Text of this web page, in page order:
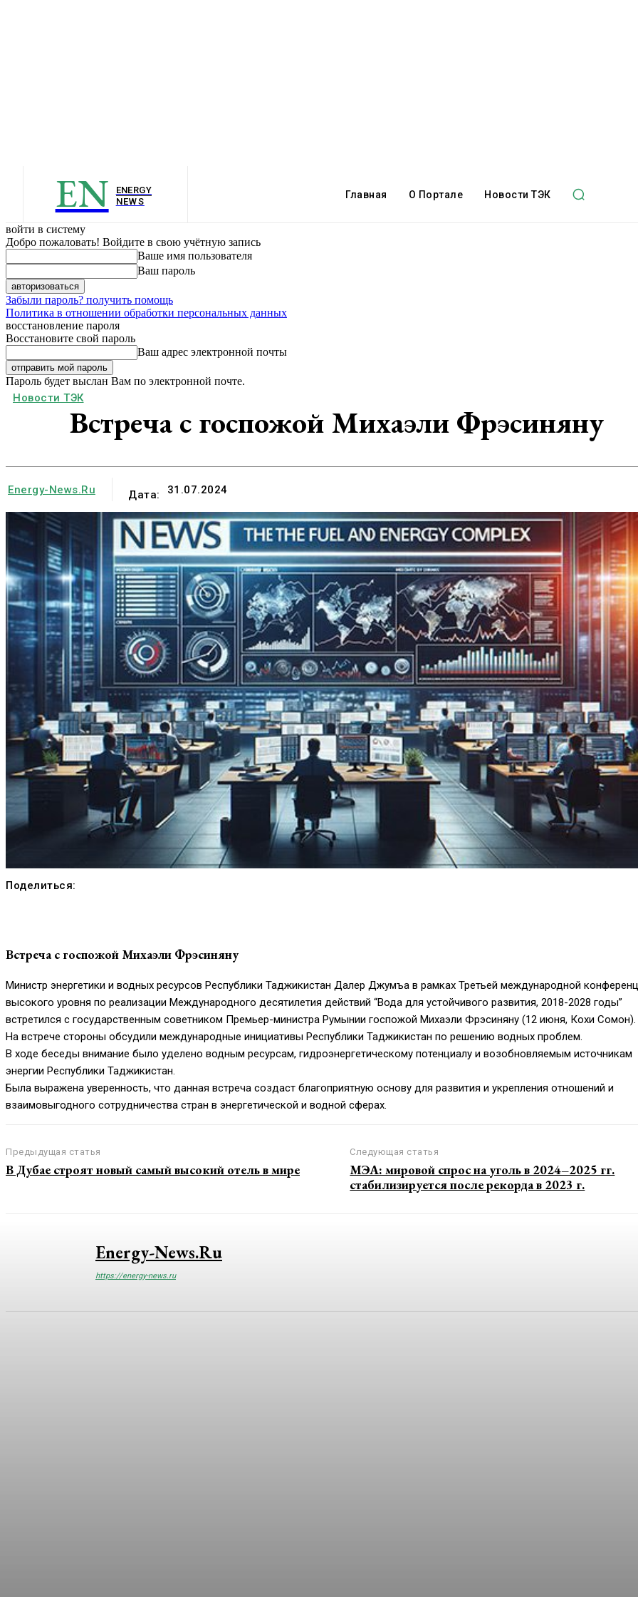
EN
ENERGY
NEWS
Главная О Портале Новости ТЭК
войти в систему
Добро пожаловать! Войдите в свою учётную запись
Ваше имя пользователя
Ваш пароль
Забыли пароль? получить помощь
Политика в отношении обработки персональных данных
восстановление пароля
Восстановите свой пароль
Ваш адрес электронной почты
Пароль будет выслан Вам по электронной почте.
Новости ТЭК
Встреча с госпожой Михаэли Фрэсиняну
Energy-News.ru Дата: 31.07.2024
Поделиться:
Встреча с госпожой Михаэли Фрэсиняну
Министр энергетики и водных ресурсов Республики Таджикистан Далер Джумъа в рамках Третьей международной
высокого уровня по реализации Международного десятилетия действий “Вода для устойчивого развития, 2018-2028 годы”
встретился с государственным советником Премьер-министра Румынии госпожой Михаэли Фрэсиняну (12 июня, Кохи Сомон).
На встрече стороны обсудили международные инициативы Республики Таджикистан по решению водных проблем.
В ходе беседы внимание было уделено водным ресурсам, гидроэнергетическому потенциалу и возобновляемым источникам
энергии Республики Таджикистан.
Была выражена уверенность, что данная встреча создаст благоприятную основу для развития и укрепления отношений и
взаимовыгодного сотрудничества стран в энергетической и водной сферах.
Предыдущая статья
В Дубае строят новый самый высокий отель в мире
Следующая статья
МЭА: мировой спрос на уголь в 2024–2025 гг.
стабилизируется после рекорда в 2023 г.
Energy-News.ru
https://energy-news.ru